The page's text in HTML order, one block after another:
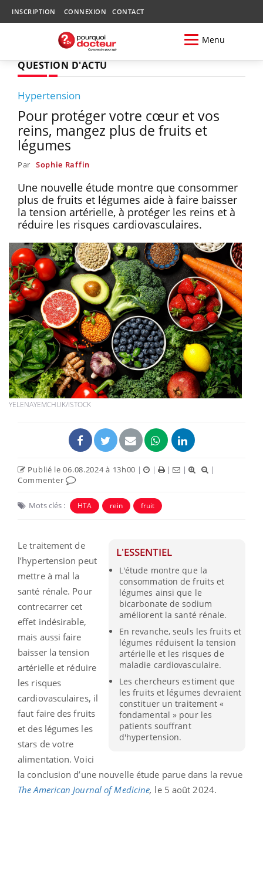
INSCRIPTION CONNEXION CONTACT
Menu
QUESTION D'ACTU
Hypertension
Pour protéger votre cœur et vos
reins, mangez plus de fruits et
légumes
Par Sophie Raffin
Une nouvelle étude montre que consommer
plus de fruits et légumes aide à faire baisser
la tension artérielle, à protéger les reins et à
réduire les risques cardiovasculaires.
YELENAYEMCHUK/ISTOCK
Publié le 06.08.2024 à 13h00 | | | |
|
Commenter
Mots clés : HTA rein fruit
L'ESSENTIEL
L'étude montre que la
consommation de fruits et
légumes ainsi que le
bicarbonate de sodium
améliorent la santé rénale.
En revanche, seuls les fruits et
légumes réduisent la tension
artérielle et les risques de
maladie cardiovasculaire.
Les chercheurs estiment que
les fruits et légumes devraient
constituer un traitement «
fondamental » pour les
patients souffrant
d'hypertension.
Le traitement de
l’hypertension peut
mettre à mal la
santé rénale. Pour
contrecarrer cet
effet indésirable,
mais aussi faire
baisser la tension
artérielle et réduire
les risques
cardiovasculaires, il
faut faire des fruits
et des légumes les
stars de votre
alimentation. Voici
la conclusion d’une nouvelle étude parue dans la revue
The American Journal of Medicine, le 5 août 2024.